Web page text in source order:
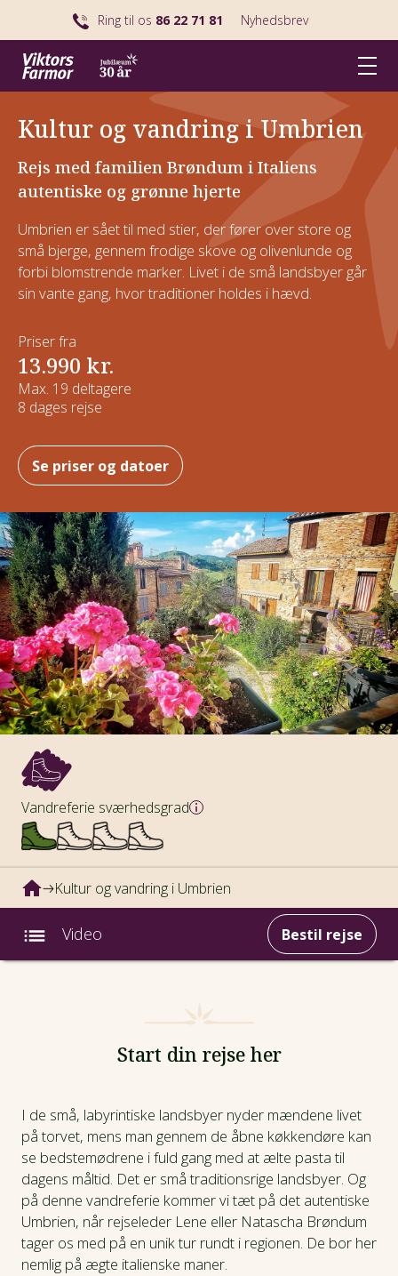
Ring til os 86 22 71 81 Nyhedsbrev
Kultur og vandring i Umbrien
Rejs med familien Brøndum i Italiens
autentiske og grønne hjerte
Umbrien er sået til med stier, der fører over store og
små bjerge, gennem frodige skove og olivenlunde og
forbi blomstrende marker. Livet i de små landsbyer går
sin vante gang, hvor traditioner holdes i hævd.
Priser fra
13.990 kr.
Max. 19 deltagere
8 dages rejse
Se priser og datoer
Vandreferie sværhedsgrad
Kultur og vandring i Umbrien
Video Bestil rejse
Afrejsedatoer
Prisinfo
Dagsprogram
Start din rejse her
I de små, labyrintiske landsbyer nyder mændene livet
på torvet, mens man gennem de åbne køkkendøre kan
se bedstemødrene i fuld gang med at ælte pasta til
dagens måltid. Det er små traditionsrige landsbyer. Og
på denne vandreferie kommer vi tæt på det autentiske
Umbrien, når rejseleder Lene eller Natascha Brøndum
tager os med på en unik tur rundt i regionen. De bor her
nemlig på ægte italienske maner.